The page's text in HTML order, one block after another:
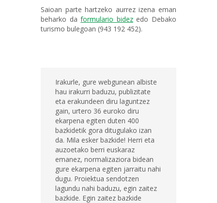
Saioan parte hartzeko aurrez izena eman
beharko daformulario bidez edo Debako
turismo bulegoan (943 192 452).
Irakurle, gure webgunean albiste
hau irakurri baduzu, publizitate
eta erakundeen diru laguntzez
gain, urtero 36 euroko diru
ekarpena egiten duten 400
bazkidetik gora ditugulako izan
da. Mila esker bazkide! Herri eta
auzoetako berri euskaraz
emanez, normalizaziora bidean
gure ekarpena egiten jarraitu nahi
dugu. Proiektua sendotzen
lagundu nahi baduzu, egin zaitez
bazkide. Egin zaitez bazkide